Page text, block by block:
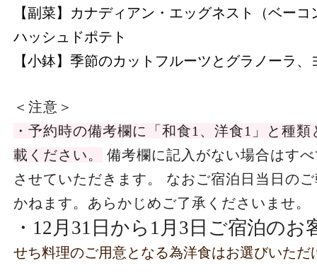
【副菜】カナディアン・エッグネスト（ベー
ハッシュドポテト
【小鉢】季節のカットフルーツとグラノーラ、
＜注意＞
・予約時の備考欄に「和食1、洋食1」と種
載ください。
備考欄に記入がない場合はす
させていただきます。
なおご宿泊日当日の
かねます。あらかじめご了承くださいませ。
・12月31日から1月3日ご宿泊のお
せち料理のご用意となる為洋食はお選びいただ